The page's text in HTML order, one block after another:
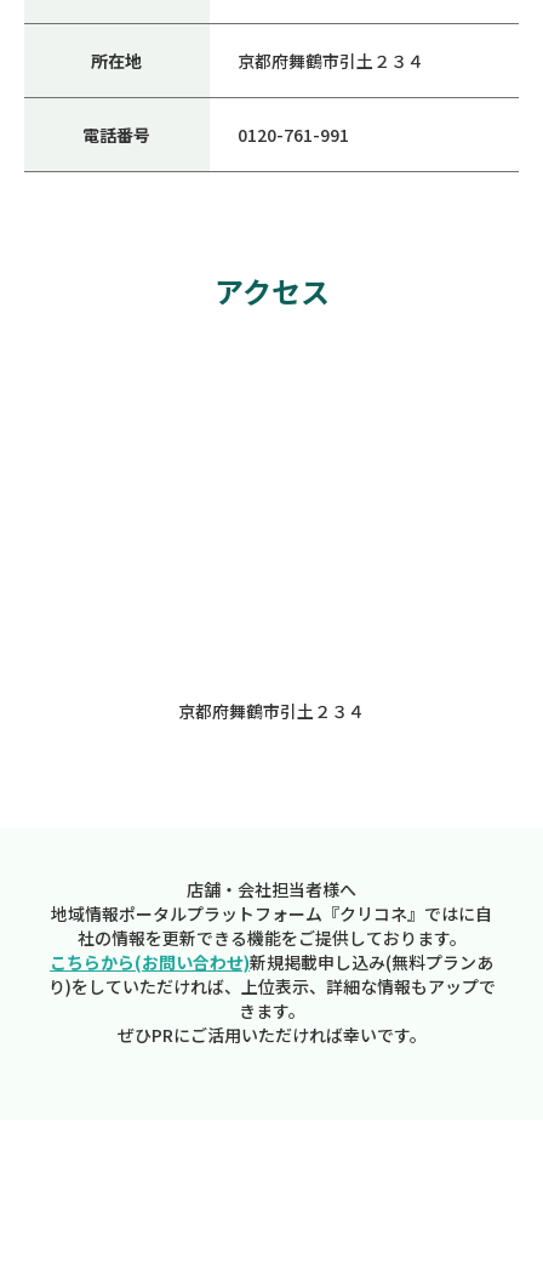
所在地 京都府舞鶴市引土２３４
電話番号 0120-761-991
アクセス
京都府舞鶴市引土２３４
店舗・会社担当者様へ
地域情報ポータルプラットフォーム『クリコネ』ではに自
社の情報を更新できる機能をご提供しております。
こちらから(お問い合わせ)新規掲載申し込み(無料プランあ
り)をしていただければ、上位表示、詳細な情報もアップで
きます。
ぜひPRにご活用いただければ幸いです。